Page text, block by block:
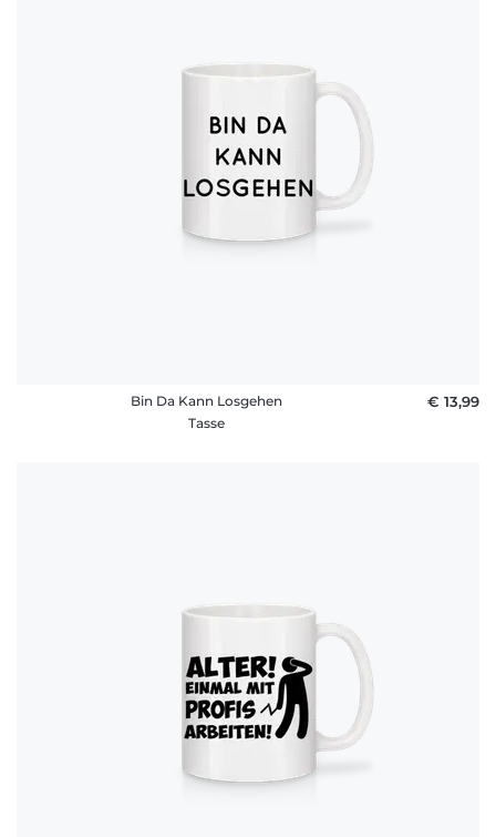
Bin Da Kann Losgehen
Tasse
€ 13,99